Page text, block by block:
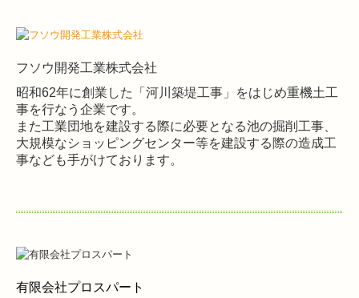
フソウ開発工業株式会社
昭和62年に創業した「河川築堤工事」をはじめ重機土工
事を行なう企業です。
また工業団地を建設する際に必要となる池の掘削工事、
大規模なショッピングセンター等を建設する際の造成工
事なども手がけております。
有限会社プロスパート